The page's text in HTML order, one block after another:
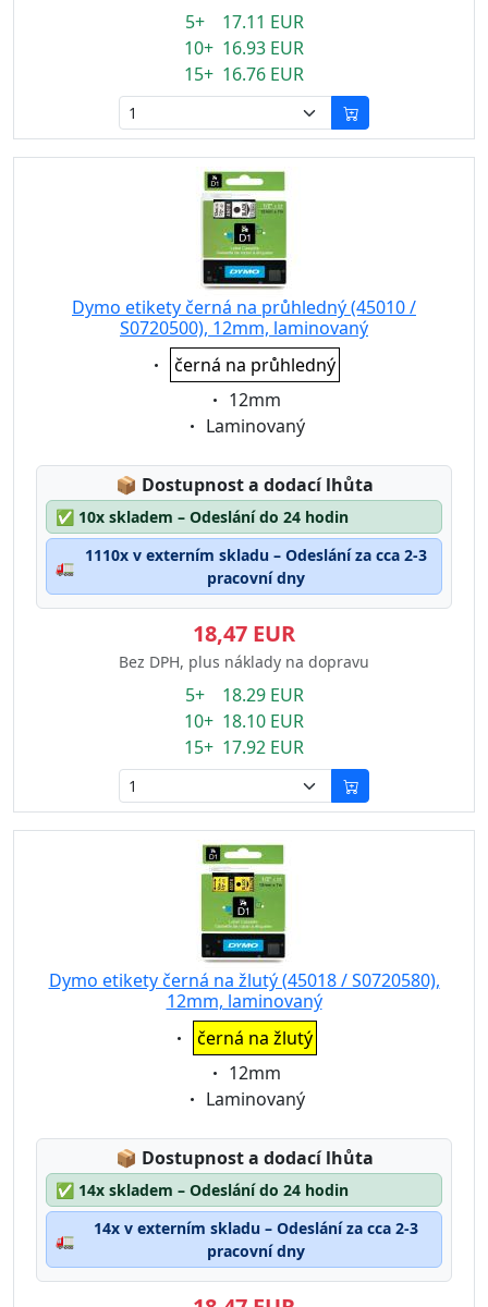
5+ 17.11 EUR
10+ 16.93 EUR
15+ 16.76 EUR
Dymo etikety černá na průhledný (45010 /
S0720500), 12mm, laminovaný
Eigenschaft:
černá na průhledný
Eigenschaft:
12mm
Eigenschaft:
Laminovaný
📦 Lagerstatus:
Dostupnost a dodací lhůta
✅ 10x skladem – Odeslání do 24 hodin
🚛
1110x v externím skladu – Odeslání za cca 2-3
pracovní dny
18,47 EUR
Bez DPH, plus náklady na dopravu
5+ 18.29 EUR
10+ 18.10 EUR
15+ 17.92 EUR
Dymo etikety černá na žlutý (45018 / S0720580),
12mm, laminovaný
Eigenschaft:
černá na žlutý
Eigenschaft:
12mm
Eigenschaft:
Laminovaný
📦 Lagerstatus:
Dostupnost a dodací lhůta
✅ 14x skladem – Odeslání do 24 hodin
🚛
14x v externím skladu – Odeslání za cca 2-3
pracovní dny